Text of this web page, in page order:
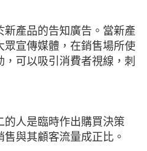
新產品的告知廣告。當新產
眾宣傳媒體，在銷售場所使
可以吸引消費者視線，刺
的人是臨時作出購買決策
與其顧客流量成正比。